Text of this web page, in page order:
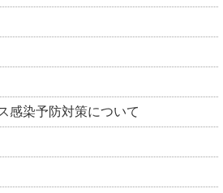
感染予防対策について